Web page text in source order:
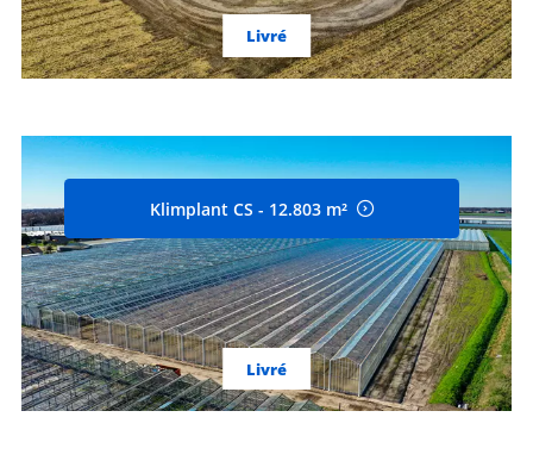
Livré
Klimplant CS - 12.803 m²
Livré